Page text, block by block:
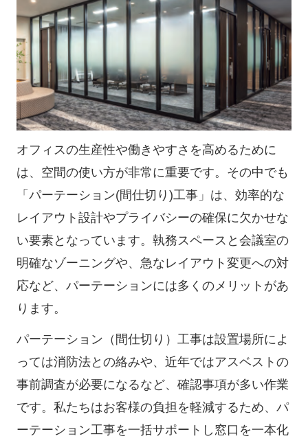
オフィスの生産性や働きやすさを高めるために
は、空間の使い方が非常に重要です。その中でも
「パーテーション(間仕切り)工事」は、効率的な
レイアウト設計やプライバシーの確保に欠かせな
い要素となっています。執務スペースと会議室の
明確なゾーニングや、急なレイアウト変更への対
応など、パーテーションには多くのメリットがあ
ります。
パーテーション（間仕切り）工事は設置場所によ
っては消防法との絡みや、近年ではアスベストの
事前調査が必要になるなど、確認事項が多い作業
です。私たちはお客様の負担を軽減するため、パ
ーテーション工事を一括サポートし窓口を一本化